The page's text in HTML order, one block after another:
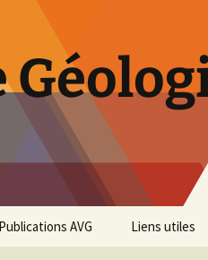
Publications AVG Liens utiles